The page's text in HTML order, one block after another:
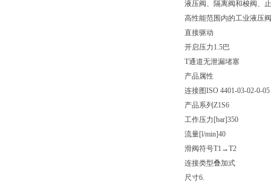
液压阀、隔离阀和梭阀、
高性能范围内的工业液压
直接驱动
开启压力1.5巴
T通道无泄漏堵塞
产品属性
连接图ISO 4401-03-02-0-05
产品系列 Z1S6
工作压力[bar]350
流量[l/min]40
滑阀符号T1→T2
连接类型叠加式
尺寸6.